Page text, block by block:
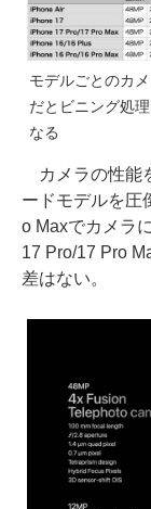
モデルごとのカ
だとビニング処
なる
カメラの性能
ードモデルを圧
o Maxでカメラ
17 Pro/17 Pro
差はない。